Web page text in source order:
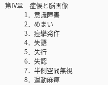
第IV章 症候と脳画像
1．意識障害
2．めまい
3．痙攣発作
4．失語
5．失行
6．失認
7．半側空間無視
8．運動麻痺